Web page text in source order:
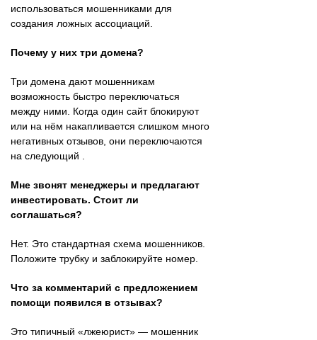
использоваться мошенниками для
создания ложных ассоциаций.
Почему у них три домена?
Три домена дают мошенникам
возможность быстро переключаться
между ними. Когда один сайт блокируют
или на нём накапливается слишком много
негативных отзывов, они переключаются
на следующий .
Мне звонят менеджеры и предлагают
инвестировать. Стоит ли
соглашаться?
Нет. Это стандартная схема мошенников.
Положите трубку и заблокируйте номер.
Что за комментарий с предложением
помощи появился в отзывах?
Это типичный «лжеюрист» — мошенник